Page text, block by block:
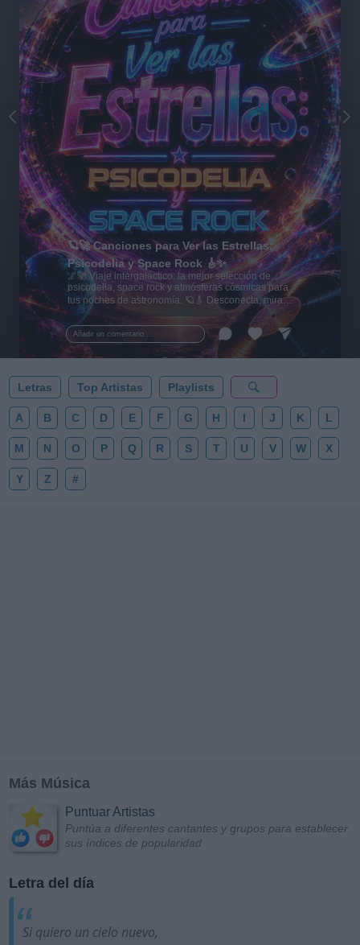
Añadir un comentario ...
🪐🚀 Canciones para Ver las Estrellas:
Psicodelia y Space Rock 🎸✨
🌌🚀 Viaje intergaláctico: la mejor selección de
psicodelia, space rock y atmósferas cósmicas para
tus noches de astronomía. 🪐🎸 Desconecta, mira
al firmamento y siente la gravedad cero. 💾 ¡Guarda
esta colección para tu próxima noche estrellada!
✨⭐
Letras Top Artistas Playlists
A B C D E F G H I J K L
M N O P Q R S T U V W X
Y Z #
Más Música
Puntuar Artistas
Puntúa a diferentes cantantes y grupos para establecer
sus índices de popularidad
Letra del día
Si quiero un cielo nuevo,